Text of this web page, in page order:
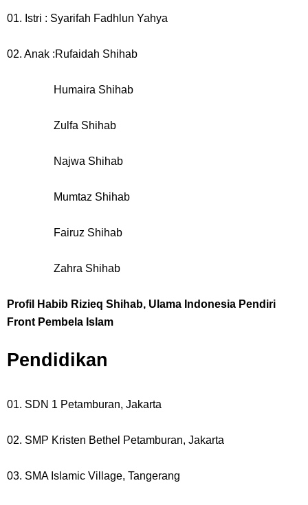
01. Istri : Syarifah Fadhlun Yahya
02. Anak :Rufaidah Shihab
Humaira Shihab
Zulfa Shihab
Najwa Shihab
Mumtaz Shihab
Fairuz Shihab
Zahra Shihab
Profil Habib Rizieq Shihab, Ulama Indonesia Pendiri
Front Pembela Islam
Pendidikan
01. SDN 1 Petamburan, Jakarta
02. SMP Kristen Bethel Petamburan, Jakarta
03. SMA Islamic Village, Tangerang